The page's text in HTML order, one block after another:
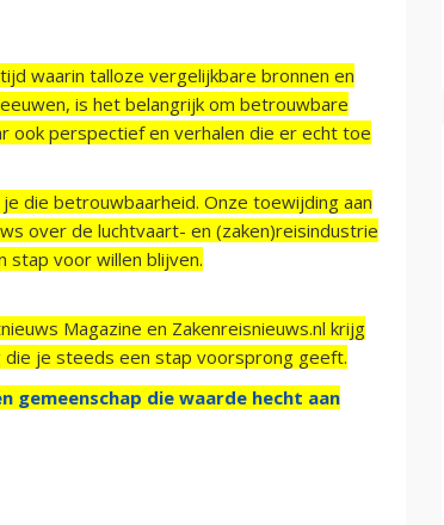
waarin talloze vergelijkbare bronnen en
is het belangrijk om betrouwbare
ook perspectief en verhalen die er echt toe
die betrouwbaarheid. Onze toewijding aan
over de luchtvaart- en (zaken)reisindustrie
stap voor willen blijven.
Magazine en Zakenreisnieuws.nl krijg
je steeds een stap voorsprong geeft.
gemeenschap die waarde hecht aan